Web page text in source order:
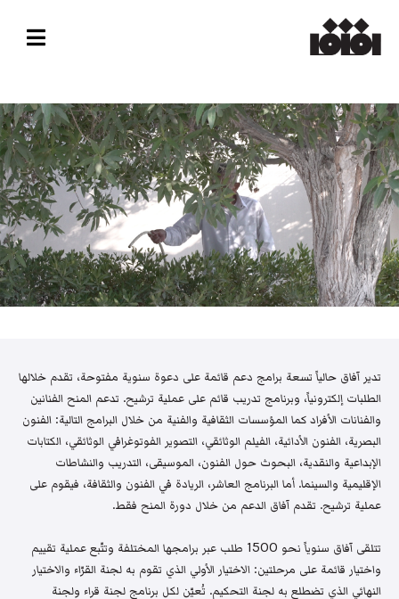
تدير آفاق حالياً تسعة برامج دعم قائمة على دعوة سنوية مفتوحة، تقدم خلالها
الطلبات إلكترونياً، وبرنامج تدريب قائم على عملية ترشيح. تدعم المنح الفنانين
والفنانات الأفراد كما المؤسسات الثقافية والفنية من خلال البرامج التالية: الفنون
البصرية، الفنون الأدائية، الفيلم الوثائقي، التصوير الفوتوغرافي الوثائقي، الكتابات
الإبداعية والنقدية، البحوث حول الفنون، الموسيقى، التدريب والنشاطات
الإقليمية والسينما. أما البرنامج العاشر، الريادة في الفنون والثقافة، فيقوم على
عملية ترشيح. تقدم آفاق الدعم من خلال دورة المنح فقط.
تتلقى آفاق سنوياً نحو 1500 طلب عبر برامجها المختلفة وتتّبع عملية تقييم
واختيار قائمة على مرحلتين: الاختيار الأولي الذي تقوم به لجنة القرّاء والاختيار
النهائي الذي تضطلع به لجنة التحكيم. تُعيّن لكل برنامج لجنة قراء ولجنة